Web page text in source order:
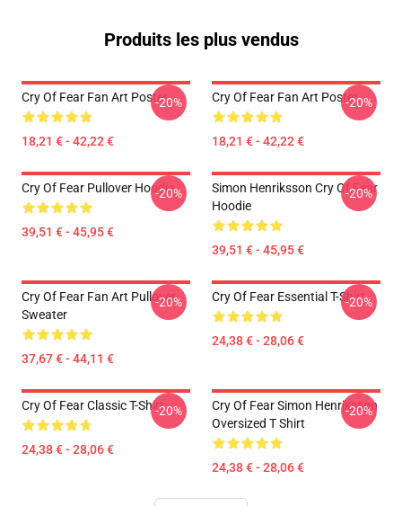
Produits les plus vendus
Cry Of Fear Fan Art Poster
18,21 € - 42,22 €
-20% Cry Of Fear Fan Art Poster
18,21 € - 42,22 €
-20%
Cry Of Fear Pullover Hoodie
39,51 € - 45,95 €
-20%
Simon Henriksson Cry Of Fear
Hoodie
39,51 € - 45,95 €
-20%
Cry Of Fear Fan Art Pullover
Sweater
37,67 € - 44,11 €
-20% Cry Of Fear Essential T-Shirt
24,38 € - 28,06 €
-20%
Cry Of Fear Classic T-Shirt
24,38 € - 28,06 €
-20%
Cry Of Fear Simon Henriksson
Oversized T Shirt
24,38 € - 28,06 €
-20%